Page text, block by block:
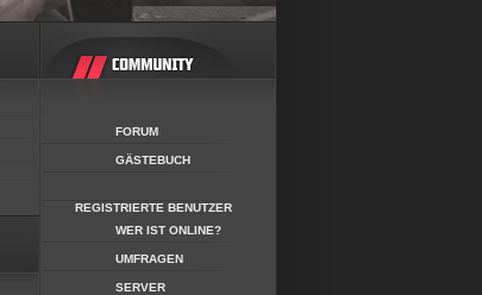
FORUM
GÄSTEBUCH
REGISTRIERTE BENUTZER
WER IST ONLINE?
UMFRAGEN
SERVER